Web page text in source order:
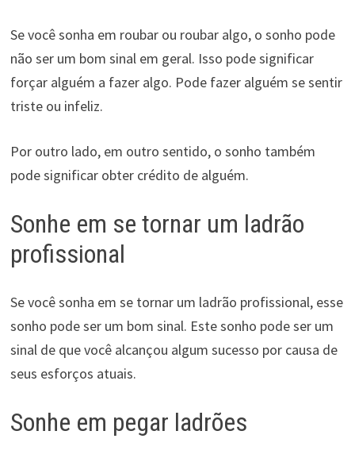
Se você sonha em roubar ou roubar algo, o sonho pode
não ser um bom sinal em geral. Isso pode significar
forçar alguém a fazer algo. Pode fazer alguém se sentir
triste ou infeliz.
Por outro lado, em outro sentido, o sonho também
pode significar obter crédito de alguém.
Sonhe em se tornar um ladrão
profissional
Se você sonha em se tornar um ladrão profissional, esse
sonho pode ser um bom sinal. Este sonho pode ser um
sinal de que você alcançou algum sucesso por causa de
seus esforços atuais.
Sonhe em pegar ladrões